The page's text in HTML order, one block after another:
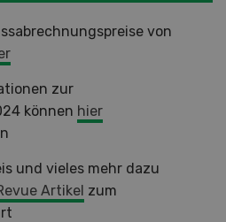
von
zur
können hier
und vieles mehr dazu
Artikel zum